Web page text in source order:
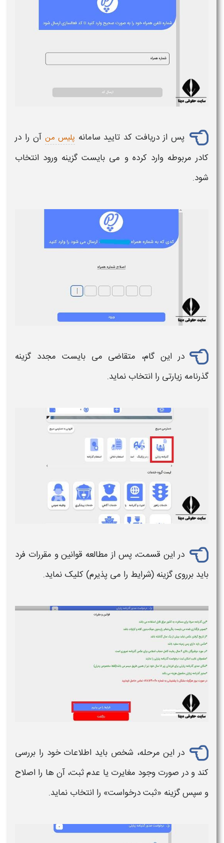
پس از دریافت کد تایید سامانه پلیس من آن را در
کادر مربوطه وارد کرده و می بایست گزینه ورود انتخاب
شود.
در این گام، متقاضی می بایست مجدد گزینه
گذرنامه زیارتی را انتخاب نماید.
در این قسمت، پس از مطالعه قوانین و مقررات فرد
باید برروی گزینه (شرایط را می پذیرم) کلیک نماید.
در این مرحله، شخص باید اطلاعات خود را بررسی
کند و در صورت وجود مغایرت یا عدم ثبت، آن‌ ها را اصلاح
و سپس گزینه «ثبت درخواست» را انتخاب نماید.